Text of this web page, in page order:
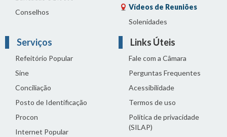
Conselhos
Vídeos de Reuniões
Solenidades
Serviços
Refeitório Popular
Sine
Conciliação
Posto de Identificação
Procon
Internet Popular
Links Úteis
Fale com a Câmara
Perguntas Frequentes
Acessibilidade
Termos de uso
Política de privacidade
(SILAP)